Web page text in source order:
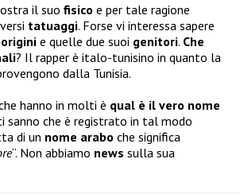
il suo fisico e per tale ragione
tatuaggi. Forse vi interessa sapere
origini e quelle due suoi genitori. Che
? Il rapper è italo-tunisino in quanto la
dalla Tunisia.
hanno in molti è qual è il vero nome
sanno che è registrato in tal modo
di un nome arabo che significa
“. Non abbiamo news sulla sua